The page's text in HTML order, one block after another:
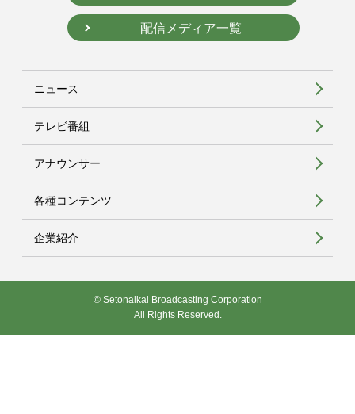
配信メディア一覧
ニュース
テレビ番組
アナウンサー
各種コンテンツ
企業紹介
© Setonaikai Broadcasting Corporation
All Rights Reserved.